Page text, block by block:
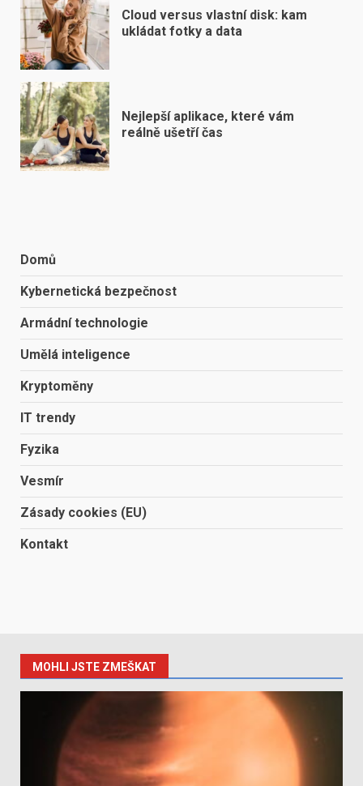
Cloud versus vlastní disk: kam
ukládat fotky a data
Nejlepší aplikace, které vám
reálně ušetří čas
Domů
Kybernetická bezpečnost
Armádní technologie
Umělá inteligence
Kryptoměny
IT trendy
Fyzika
Vesmír
Zásady cookies (EU)
Kontakt
MOHLI JSTE ZMEŠKAT